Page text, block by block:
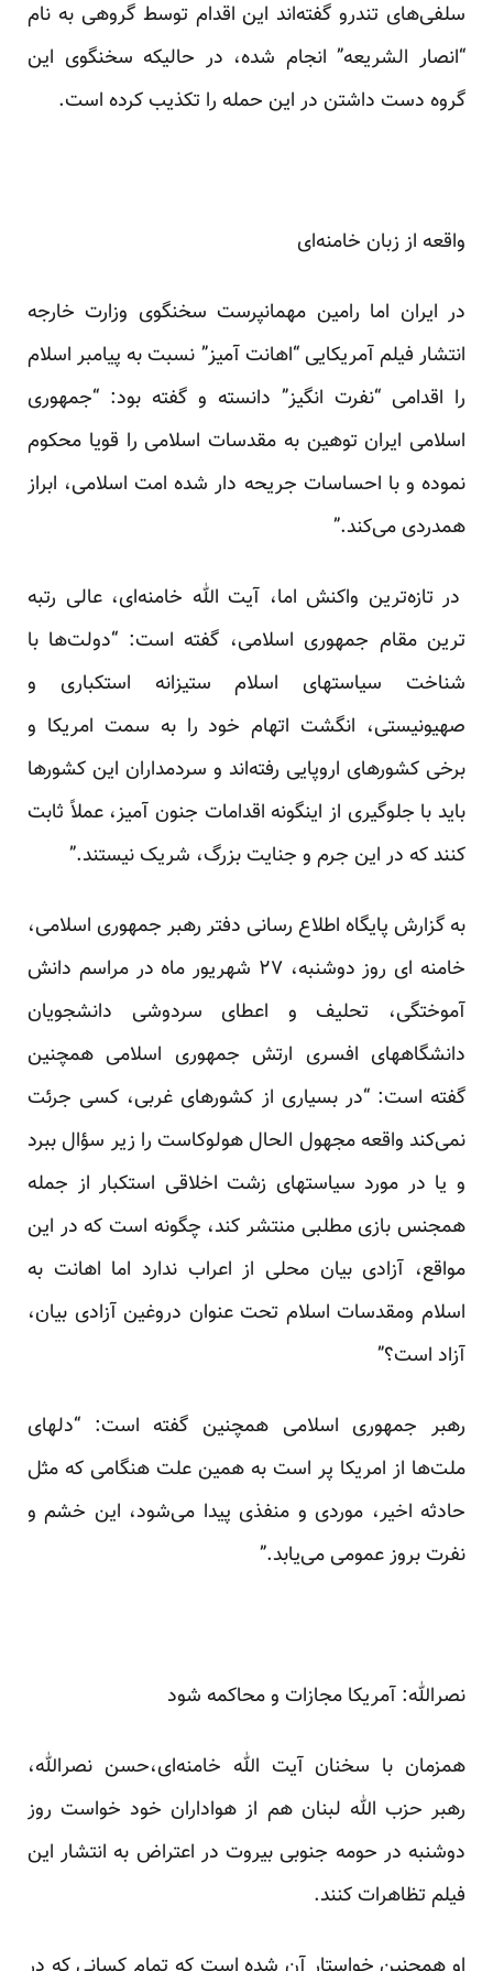
سلفی‌های تندرو گفته‌اند این اقدام توسط گروهی به نام
“انصار الشریعه” انجام شده، در حالیکه سخنگوی این
گروه دست داشتن در این حمله را تکذیب کرده است.
واقعه از زبان خامنه‌ای
در ایران اما رامین مهمانپرست سخنگوی وزارت خارجه
انتشار فیلم آمریکایی “اهانت آمیز” نسبت به پیامبر اسلام
را اقدامی “نفرت انگیز” دانسته و گفته بود: “جمهوری
اسلامی ایران توهین به مقدسات اسلامی را قویا محکوم
نموده و با احساسات جریحه دار شده امت اسلامی، ابراز
همدردی می‌کند.”
در تازه‌ترین واکنش اما، آیت الله خامنه‌ای، عالی رتبه
ترین مقام جمهوری اسلامی، گفته است: “دولت‌ها با
شناخت سیاستهای اسلام ستیزانه استکباری و
صهیونیستی، انگشت اتهام خود را به سمت امریکا و
برخی کشورهای اروپایی رفته‌اند و سردمداران این کشور‌ها
باید با جلوگیری از اینگونه اقدامات جنون آمیز، عملاً ثابت
کنند که در این جرم و جنایت بزرگ، شریک نیستند.”
به گزارش پایگاه اطلاع رسانی دفتر رهبر جمهوری اسلامی،
خامنه ای روز دوشنبه، ۲۷ شهریور ماه در مراسم دانش
آموختگی، تحلیف و اعطای سردوشی دانشجویان
دانشگاههای افسری ارتش جمهوری اسلامی همچنین
گفته است: “در بسیاری از کشورهای غربی، کسی جرئت
نمی‌کند واقعه مجهول الحال هولوکاست را زیر سؤال ببرد
و یا در مورد سیاستهای زشت اخلاقی استکبار از جمله
همجنس بازی مطلبی منتشر کند، چگونه است که در این
مواقع، آزادی بیان محلی از اعراب ندارد اما اهانت به
اسلام ومقدسات اسلام تحت عنوان دروغین آزادی بیان،
آزاد است؟”
رهبر جمهوری اسلامی همچنین گفته است: “دلهای
ملت‌ها از امریکا پر است به همین علت هنگامی که مثل
حادثه اخیر، موردی و منفذی پیدا می‌شود، این خشم و
نفرت بروز عمومی می‌یابد.”
نصرالله: آمریکا مجازات و محاکمه شود
همزمان با سخنان آیت الله خامنه‌ای،حسن نصرالله،
رهبر حزب الله لبنان هم از هواداران خود خواست روز
دوشنبه در حومه جنوبی بیروت در اعتراض به انتشار این
فیلم تظاهرات کنند.